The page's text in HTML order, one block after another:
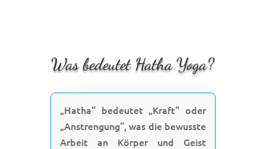
Was bedeutet Hatha Yoga?
„Hatha“ bedeutet „Kraft“ oder
„Anstrengung“, was die bewusste
Arbeit an Körper und Geist